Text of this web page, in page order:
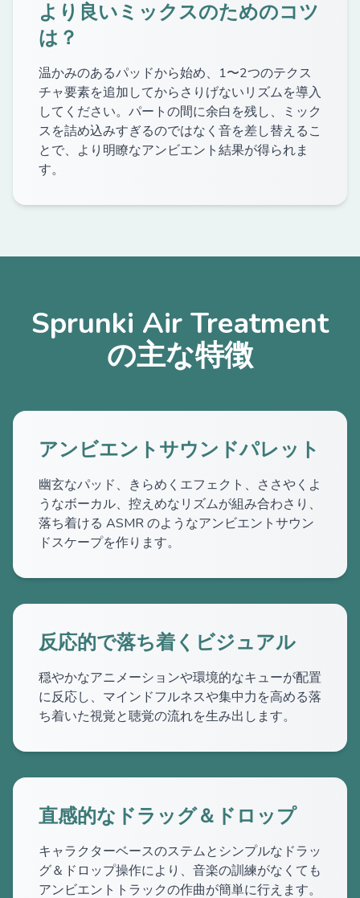
より良いミックスのためのコツ
は？
温かみのあるパッドから始め、1〜2つのテクス
チャ要素を追加してからさりげないリズムを導入
してください。パートの間に余白を残し、ミック
スを詰め込みすぎるのではなく音を差し替えるこ
とで、より明瞭なアンビエント結果が得られま
す。
Sprunki Air Treatment
の主な特徴
アンビエントサウンドパレット
幽玄なパッド、きらめくエフェクト、ささやくよ
うなボーカル、控えめなリズムが組み合わさり、
落ち着ける ASMR のようなアンビエントサウン
ドスケープを作ります。
反応的で落ち着くビジュアル
穏やかなアニメーションや環境的なキューが配置
に反応し、マインドフルネスや集中力を高める落
ち着いた視覚と聴覚の流れを生み出します。
直感的なドラッグ＆ドロップ
キャラクターベースのステムとシンプルなドラッ
グ＆ドロップ操作により、音楽の訓練がなくても
アンビエントトラックの作曲が簡単に行えます。